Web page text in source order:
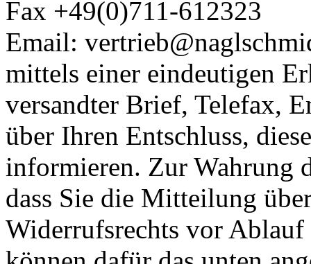
Fax +49(0)711-612323
Email:
mittels einer eindeutigen
versandter Brief, Telefax,
über Ihren Entschluss,
informieren. Zur Wahrung
dass Sie die Mitteilung
Widerrufsrechts vor